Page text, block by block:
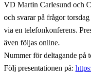
VD Martin Carlesund och
och svarar på frågor
via en telefonkonferens.
även följas online.
Nummer för deltagande på
Följ presentationen på: